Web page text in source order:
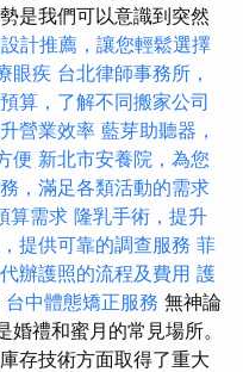
是我們可以意識到突然
計推薦，讓您輕鬆選擇
眼疾 台北律師事務所，
算，了解不同搬家公司
營業效率 藍芽助聽器，
便 新北市安養院，為您
，滿足各類活動的需求
算需求 隆乳手術，提升
提供可靠的調查服務 菲
辦護照的流程及費用 護
台中體態矯正服務 無神論
禮和蜜月的常見場所。
存技術方面取得了重大